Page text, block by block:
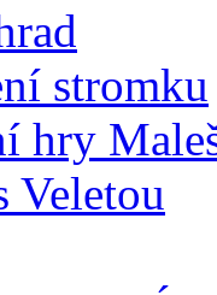
stromku
hry
Veletou